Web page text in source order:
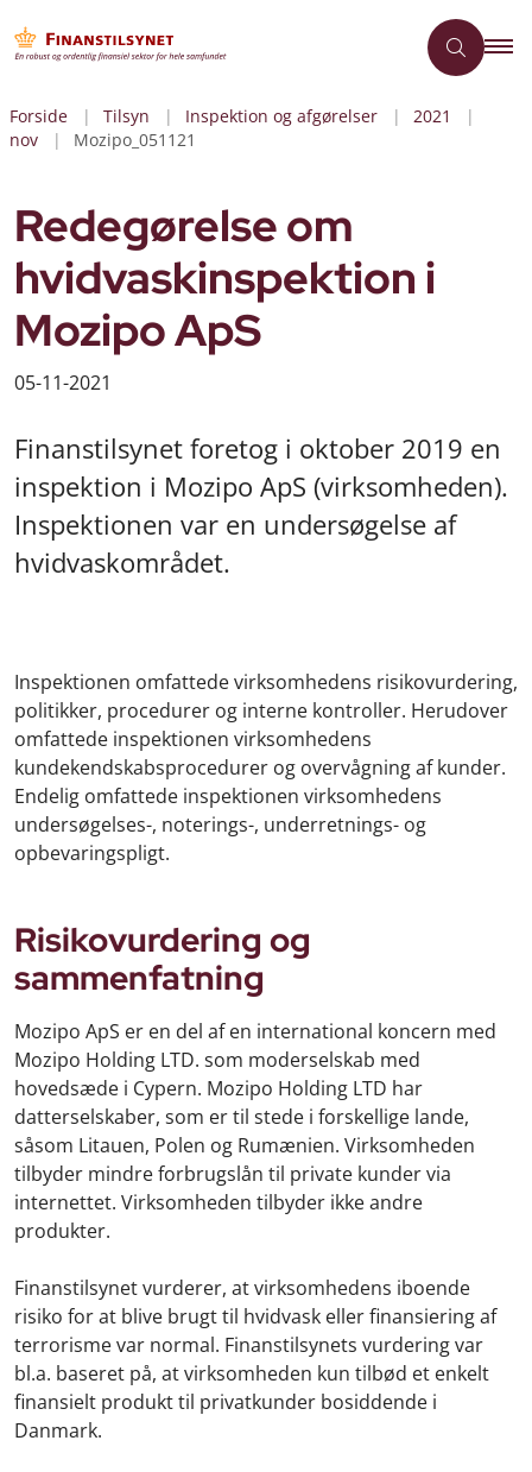
Forside Tilsyn Inspektion og afgørelser
2021
nov
Mozipo_051121
Redegørelse om
hvidvaskinspektion i
Mozipo ApS
05-11-2021
Finanstilsynet foretog i oktober 2019 en
inspektion i Mozipo ApS (virksomheden).
Inspektionen var en undersøgelse af
hvidvaskområdet.
Inspektionen omfattede virksomhedens risikovurdering,
politikker, procedurer og interne kontroller. Herudover
omfattede inspektionen virksomhedens
kundekendskabsprocedurer og overvågning af kunder.
Endelig omfattede inspektionen virksomhedens
undersøgelses-, noterings-, underretnings- og
opbevaringspligt.
Risikovurdering og
sammenfatning
Mozipo ApS er en del af en international koncern med
Mozipo Holding LTD. som moderselskab med
hovedsæde i Cypern. Mozipo Holding LTD har
datterselskaber, som er til stede i forskellige lande,
såsom Litauen, Polen og Rumænien. Virksomheden
tilbyder mindre forbrugslån til private kunder via
internettet. Virksomheden tilbyder ikke andre
produkter.
Finanstilsynet vurderer, at virksomhedens iboende
risiko for at blive brugt til hvidvask eller finansiering af
terrorisme var normal. Finanstilsynets vurdering var
bl.a. baseret på, at virksomheden kun tilbød et enkelt
finansielt produkt til privatkunder bosiddende i
Danmark.